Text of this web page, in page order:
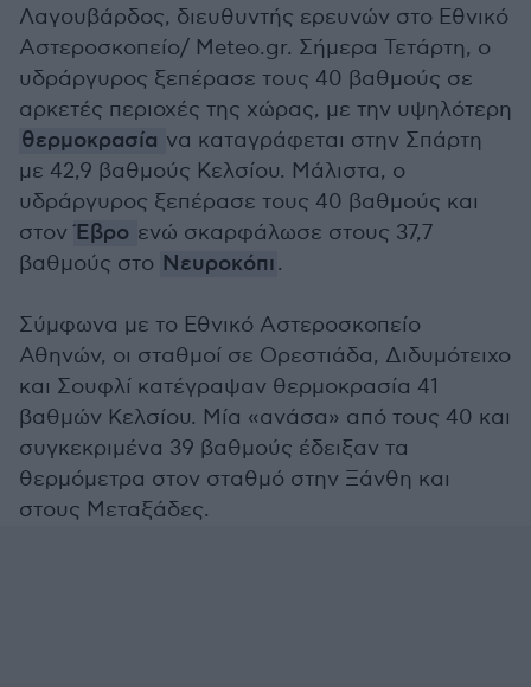
Λαγουβάρδος, διευθυντής ερευνών στο Εθνικό
Αστεροσκοπείο/ Meteo.gr. Σήμερα Τετάρτη, ο
υδράργυρος ξεπέρασε τους 40 βαθμούς σε
αρκετές περιοχές της χώρας, με την υψηλότερη
θερμοκρασία να καταγράφεται στην Σπάρτη
με 42,9 βαθμούς Κελσίου. Μάλιστα, ο
υδράργυρος ξεπέρασε τους 40 βαθμούς και
στονΈβρο ενώ σκαρφάλωσε στους 37,7
βαθμούς στο Νευροκόπι.
Σύμφωνα με το Εθνικό Αστεροσκοπείο
Αθηνών, οι σταθμοί σε Ορεστιάδα, Διδυμότειχο
και Σουφλί κατέγραψαν θερμοκρασία 41
βαθμών Κελσίου. Μία «ανάσα» από τους 40 και
συγκεκριμένα 39 βαθμούς έδειξαν τα
θερμόμετρα στον σταθμό στην Ξάνθη και
στους Μεταξάδες.